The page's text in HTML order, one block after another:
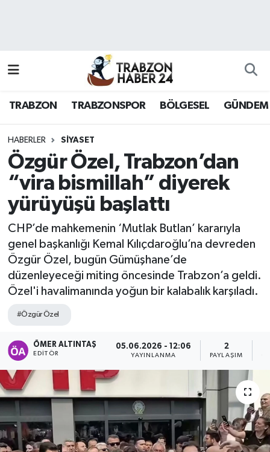
TRABZON TRABZONSPOR BÖLGESEL GÜNDEM
HABERLER SİYASET
Özgür Özel, Trabzon’dan
“vira bismillah” diyerek
yürüyüşü başlattı
CHP’de mahkemenin ‘Mutlak Butlan’ kararıyla
genel başkanlığı Kemal Kılıçdaroğlu’na devreden
Özgür Özel, bugün Gümüşhane’de
düzenleyeceği miting öncesinde Trabzon’a geldi.
Özel'i havalimanında yoğun bir kalabalık karşıladı.
#Özgür Özel
ÖMER ALTINTAŞ
EDITÖR
05.06.2026 - 12:06
YAYINLANMA
2
PAYLAŞIM
Hava Durumu
Namaz Vakitleri
Trafik Durumu
Süper Lig Puan Durumu ve Fikstür
Tüm Manşetler
Son Dakika Haberleri
Haber Arşivi